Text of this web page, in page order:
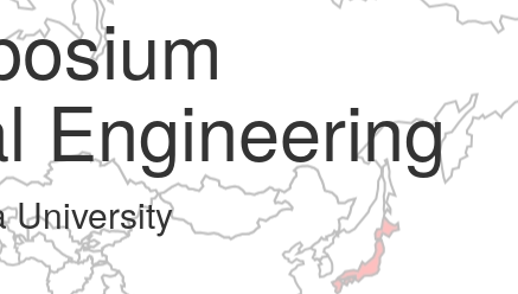
Engineering
University